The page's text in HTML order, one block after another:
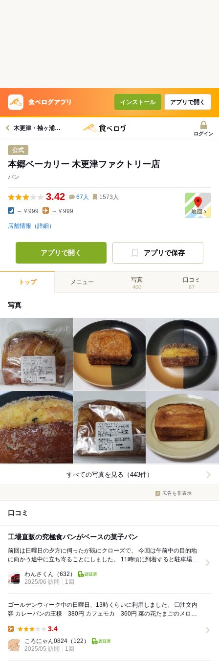
インストール アプリで開く
木更津・袖ヶ浦グルメへ
ログイン
公式
本郷ベーカリー 木更津ファクトリー店
パン
3.42 67 人 1573 人
～￥999 ～￥999
店舗情報（詳細）
アプリで開く アプリで保存
トップ メニュー 写真
400
口コミ
67
写真
すべての写真を見る（443件）
広告を非表示
口コミ
工場直販の究極食パンがベースの菓子パン
前回は日曜日の夕方に伺ったが既にクローズで、 今回は午前中の目的地
に向かう途中に立ち寄ることにしました。 11時頃に到着すると駐車場に
わんさくん （632）
2025/06 訪問
1回
ゴールデンウィーク中の日曜日、13時くらいに利用しました。 ❏注文内
容 カレーパンの王様 380円 カフェモカ 360円 菜の花たまごのメロン
3.4
ころにゃん0824 （122）
2025/05 訪問
1回